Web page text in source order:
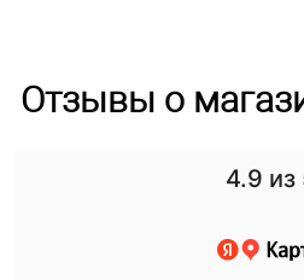
Отзывы о
4.9 из